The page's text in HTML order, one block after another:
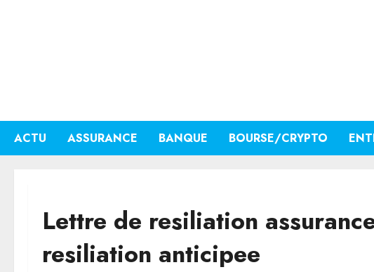
ACTU ASSURANCE BANQUE BOURSE/CRYPTO
Lettre de resiliation
resiliation anticipee